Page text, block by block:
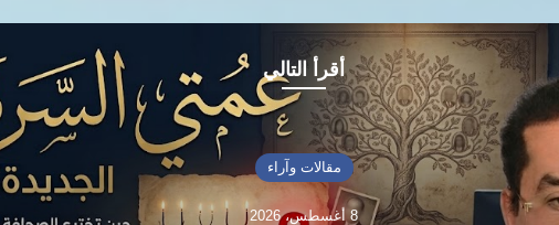
أقرأ التالي
مقالات وآراء
8 أغسطس، 2026